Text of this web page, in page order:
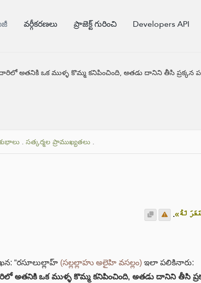
వర్గీకరణలు ప్రాజెక్ట్ గురించి Developers API
అతనికి ఒక ముళ్ళ కొమ్మ కనిపించింది, అతడు దానిని తీసి ప్రక్కన
. సత్కర్మల ప్రాముఖ్యతలు .
لَهُ».
“రసూలుల్లాహ్ (సల్లల్లాహు అలైహి వసల్లం) ఇలా పలికినారు:
అతనికి ఒక ముళ్ళ కొమ్మ కనిపించింది, అతడు దానిని తీసి